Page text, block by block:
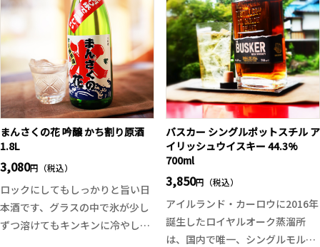
寄り添うような酸が全体を綺麗に
まとめていき、冷やせば流水の如
くエレガント且つスマートに、温
度帯が上がって行くに連れてまと
まりのある香味に。雑味の無い、
魅力的な一本に仕上がっており、
ゆったりと楽しんでもらいたい一
本。
った和食、フレンチ、牛ヒレカ
ツ、鰻の白かば焼き、焼鳥(塩)、
トリュフチーズのカナッペなどと
用いた発酵で実現した、軽やかで
爽やかな飲み心地。低アル設計な
がら、程よい酸と梨のようなふく
よかな果実感が暑い夏の身体に心
地よく染み渡ります。
まんさくの花 吟醸 かち割り原酒
1.8L
3,080円（税込）
ロックにしてもしっかりと旨い日
本酒です、グラスの中で氷が少し
ずつ溶けてもキンキンに冷やして
バスカー シングルポットスチル ア
イリッシュウイスキー 44.3%
700ml
3,850円（税込）
アイルランド・カーロウに2016年
誕生したロイヤルオーク蒸溜所
は、国内で唯一、シングルモルト